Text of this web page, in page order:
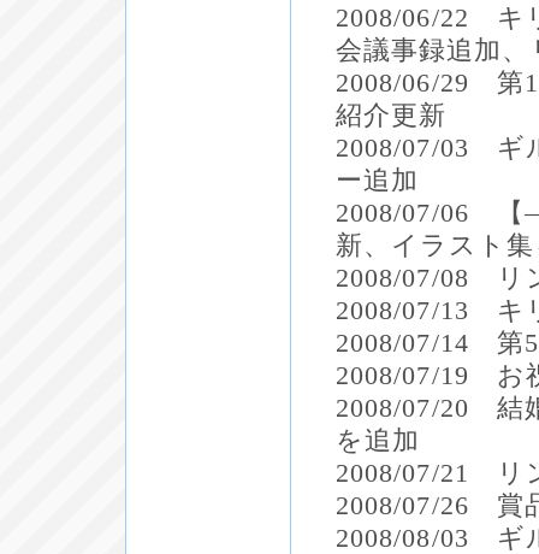
2008/06/22 キ
会議事録追加
2008/06/29 第
紹介更新
2008/07/03 ギ
ー追加
2008/07/06 【
新、イラスト
2008/07/08 リ
2008/07/13 キ
2008/07/14 第
2008/07/19 お
2008/07/20 結
を追加
2008/07/21 リ
2008/07/26 賞
2008/08/03 ギ